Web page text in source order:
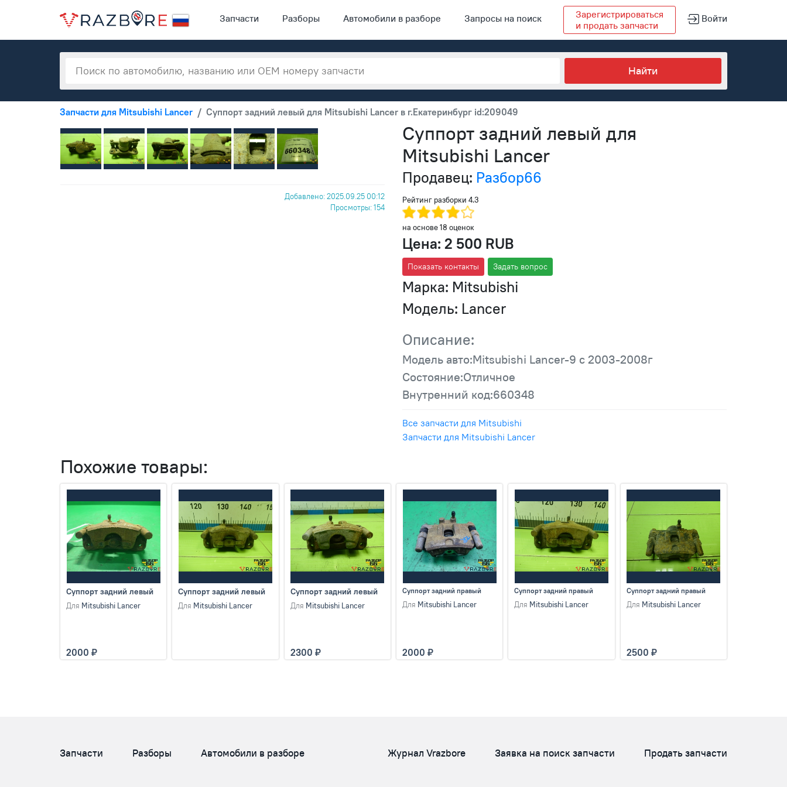
Запчасти Разборы Автомобили в разборе Запросы на поиск
Зарегистрироваться
и продать запчасти
Войти
Запчасти для Mitsubishi Lancer Суппорт задний левый для Mitsubishi Lancer в г.Екатеринбург id:209049
Добавлено: 2025.09.25 00:12
Просмотры: 154
Суппорт задний левый для
Mitsubishi Lancer
Продавец: Разбор66
Рейтинг разборки 4.3
на основе18 оценок
Цена: 2 500 RUB
Показать контакты Задать вопрос
Марка: Mitsubishi
Модель: Lancer
Описание:
Модель авто:Mitsubishi Lancer-9 с 2003-2008г
Состояние:Отличное
Внутренний код:660348
Все запчасти для Mitsubishi
Запчасти для Mitsubishi Lancer
Похожие товары:
Суппорт задний левый
Для Mitsubishi Lancer
2000
Суппорт задний левый
Для Mitsubishi Lancer
Суппорт задний левый
Для Mitsubishi Lancer
2300
Суппорт задний правый
Для Mitsubishi Lancer
2000
Суппорт задний правый
Для Mitsubishi Lancer
Суппорт задний правый
Для Mitsubishi Lancer
2500
Запчасти Разборы Автомобили в разборе Журнал Vrazbore Заявка на поиск запчасти Продать запчасти